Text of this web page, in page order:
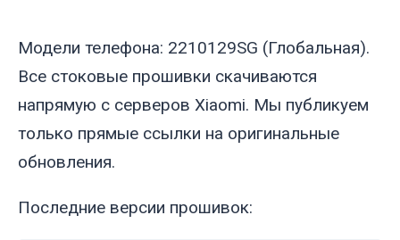
Модели телефона: 2210129SG (Глобальная).
Все стоковые прошивки скачиваются
напрямую с серверов Xiaomi. Мы публикуем
только прямые ссылки на оригинальные
обновления.
Последние версии прошивок: